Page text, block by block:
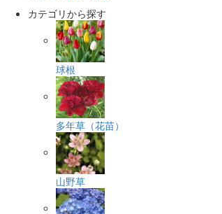
カテゴリから探す
球根
多年草（花苗）
山野草